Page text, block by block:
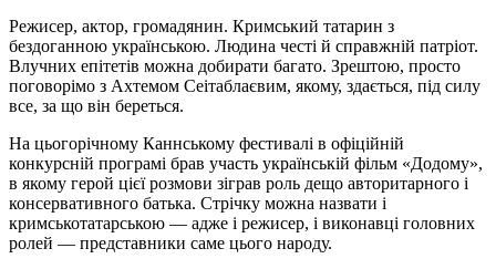
Режисер, актор, громадянин. Кримський татарин з
бездоганною українською. Людина честі й справжній патріот.
Влучних епітетів можна добирати багато. Зрештою, просто
поговорімо з Ахтемом Сеітаблаєвим, якому, здається, під силу
все, за що він береться.
На цьогорічному Каннському фестивалі в офіційній
конкурсній програмі брав участь українській фільм «Додому»,
в якому герой цієї розмови зіграв роль дещо авторитарного і
консервативного батька. Стрічку можна назвати і
кримськотатарською — адже і режисер, і виконавці головних
ролей — представники саме цього народу.